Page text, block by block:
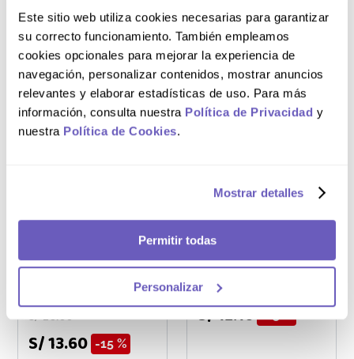
Este sitio web utiliza cookies necesarias para garantizar
su correcto funcionamiento. También empleamos
cookies opcionales para mejorar la experiencia de
navegación, personalizar contenidos, mostrar anuncios
relevantes y elaborar estadísticas de uso. Para más
información, consulta nuestra Política de Privacidad y
nuestra Política de Cookies.
Mostrar detalles
Permitir todas
Personalizar
Etiquet Mujer 0%
Aluminio Roll-On
S/ 16.00
S/13.60 15 %
AGREGAR AL CARRITO
S/ 31
S/27.03 15 %
Desodorante
S/13.60 15 %
Etiquet Men
S/ 14
S/12.16